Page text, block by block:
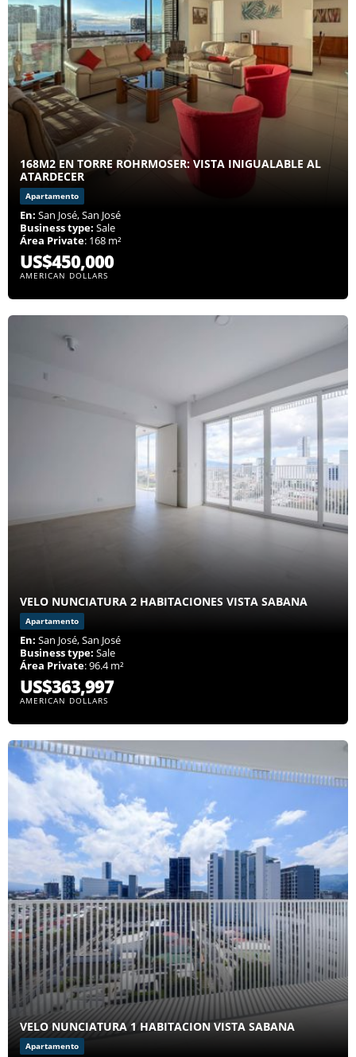
168M2 EN TORRE ROHRMOSER: VISTA INIGUALABLE AL
ATARDECER
Apartamento
En: San José, San José
Business type: Sale
Área Private: 168 m²
US$450,000
AMERICAN DOLLARS
VELO NUNCIATURA 2 HABITACIONES VISTA SABANA
Apartamento
En: San José, San José
Business type: Sale
Área Private: 96.4 m²
US$363,997
AMERICAN DOLLARS
VELO NUNCIATURA 1 HABITACION VISTA SABANA
Apartamento